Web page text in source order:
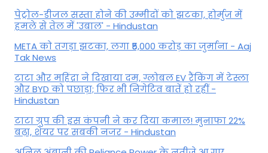
पेट्रोल-डीजल सस्ता होने की उम्मीदों को झटका, होर्मुज में
हमले से तेल में 'उबाल' - Hindustan
META को तगड़ा झटका, लगा ₹5,000 करोड़ का जुर्माना - Aaj
Tak News
टाटा और महिंद्रा ने दिखाया दम, ग्लोबल EV रैंकिंग में टेस्ला
और BYD को पछाड़ा; फिर भी निगेटिव बातें हो रहीं -
Hindustan
टाटा ग्रुप की इस कंपनी ने कर दिया कमाल! मुनाफा 22%
बढ़ा, शेयर पर सबकी नजर - Hindustan